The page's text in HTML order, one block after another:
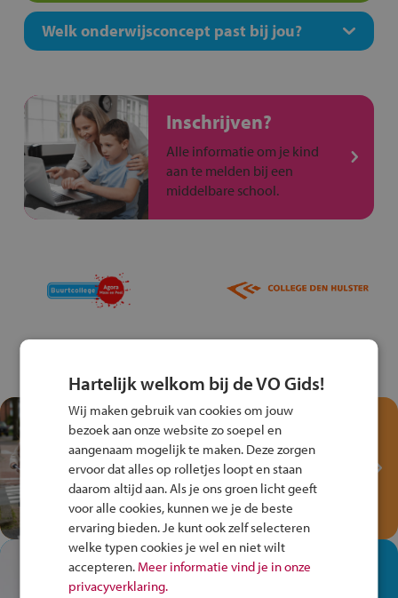
Welk onderwijsconcept past bij jou?
Inschrijven?
Alle informatie om je kind
aan te melden bij een
middelbare school.
Test je kennis met het
Fiets Veilig
Verkeersspel!
Speel het Fiets Veilig Verkeersspel
en win een Cortina-fiets!
In de winkel ben je op je
plek!
Hartelijk welkom bij de VO Gids!
Wij maken gebruik van cookies om jouw
bezoek aan onze website zo soepel en
aangenaam mogelijk te maken. Deze zorgen
ervoor dat alles op rolletjes loopt en staan
daarom altijd aan. Als je ons groen licht geeft
voor alle cookies, kunnen we je de beste
ervaring bieden. Je kunt ook zelf selecteren
welke typen cookies je wel en niet wilt
accepteren. Meer informatie vind je in onze
privacyverklaring.